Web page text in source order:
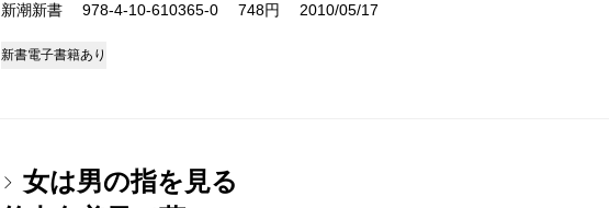
新潮新書 978-4-10-610365-0 748円 2010/05/17
新書電子書籍あり
女は男の指を見る